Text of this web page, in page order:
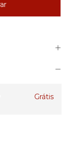
Grátis